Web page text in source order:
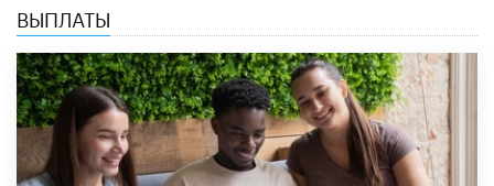
ВЫПЛАТЫ